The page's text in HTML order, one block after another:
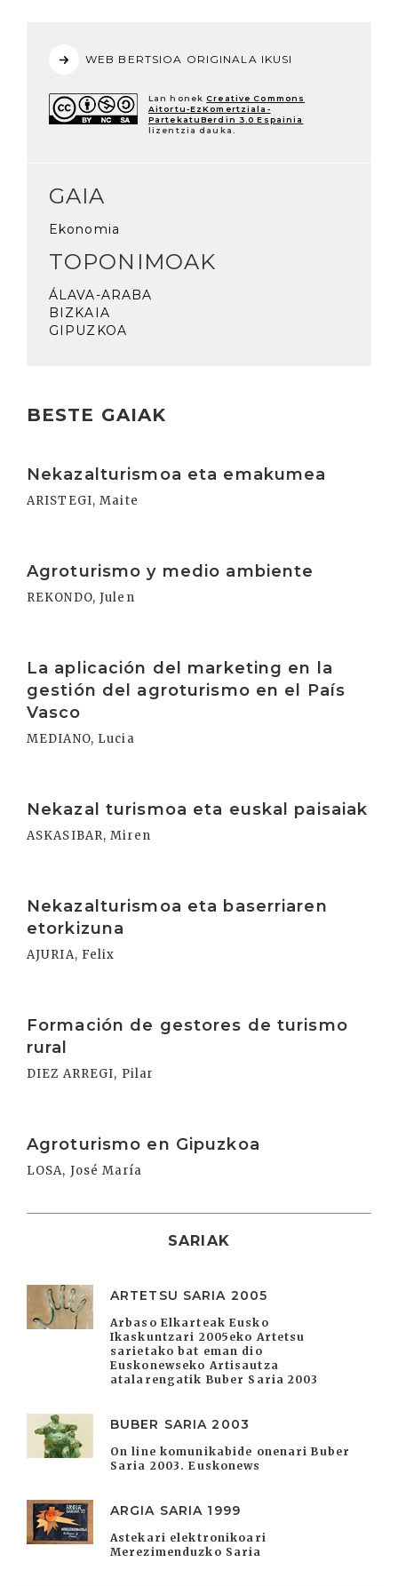
WEB BERTSIOA ORIGINALA IKUSI
Lan honek Creative Commons
Aitortu-EzKomertziala-
PartekatuBerdin 3.0 Espainia
lizentzia dauka.
GAIA
Ekonomia
TOPONIMOAK
ÁLAVA-ARABA
BIZKAIA
GIPUZKOA
BESTE GAIAK
Nekazalturismoa eta emakumea
ARISTEGI, Maite
Agroturismo y medio ambiente
REKONDO, Julen
La aplicación del marketing en la
gestión del agroturismo en el País
Vasco
MEDIANO, Lucia
Nekazal turismoa eta euskal paisaiak
ASKASIBAR, Miren
Nekazalturismoa eta baserriaren
etorkizuna
AJURIA, Felix
Formación de gestores de turismo
rural
DIEZ ARREGI, Pilar
Agroturismo en Gipuzkoa
LOSA, José María
SARIAK
ARTETSU SARIA 2005
Arbaso Elkarteak Eusko
Ikaskuntzari 2005eko Artetsu
sarietako bat eman dio
Euskonewseko Artisautza
atalarengatik Buber Saria 2003
BUBER SARIA 2003
On line komunikabide onenari Buber
Saria 2003. Euskonews
ARGIA SARIA 1999
Astekari elektronikoari
Merezimenduzko Saria